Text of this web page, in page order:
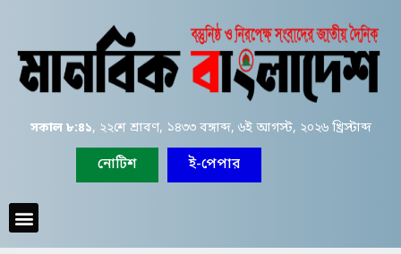
সকাল ৮:৪১, ২২শে শ্রাবণ, ১৪৩৩ বঙ্গাব্দ, ৬ই আগস্ট, ২০২৬ খ্রিস্টাব্দ
নোটিশ ই-পেপার